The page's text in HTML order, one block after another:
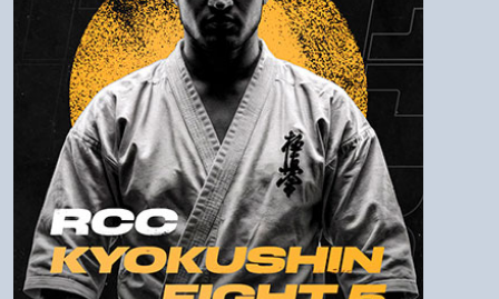
Пароль
Войти
Напомнить пароль
Регистрация